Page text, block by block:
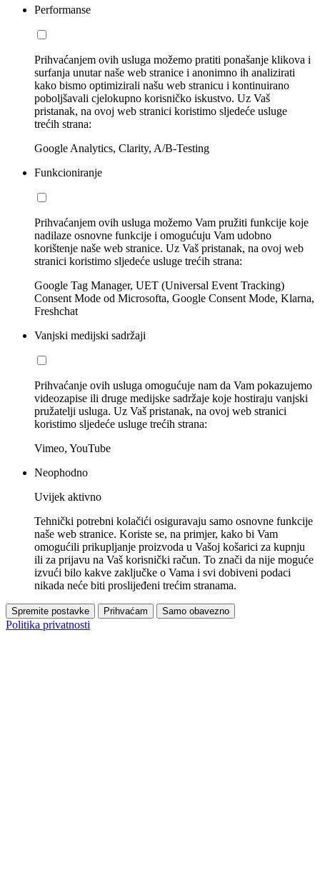
Performanse
Prihvaćanjem ovih usluga možemo pratiti ponašanje klikova i
surfanja unutar naše web stranice i anonimno ih analizirati
kako bismo optimizirali našu web stranicu i kontinuirano
poboljšavali cjelokupno korisničko iskustvo. Uz Vaš
pristanak, na ovoj web stranici koristimo sljedeće usluge
trećih strana:
Google Analytics, Clarity, A/B-Testing
Funkcioniranje
Prihvaćanjem ovih usluga možemo Vam pružiti funkcije koje
nadilaze osnovne funkcije i omogućuju Vam udobno
korištenje naše web stranice. Uz Vaš pristanak, na ovoj web
stranici koristimo sljedeće usluge trećih strana:
Google Tag Manager, UET (Universal Event Tracking)
Consent Mode od Microsofta, Google Consent Mode, Klarna,
Freshchat
Vanjski medijski sadržaji
Prihvaćanje ovih usluga omogućuje nam da Vam pokazujemo
videozapise ili druge medijske sadržaje koje hostiraju vanjski
pružatelji usluga. Uz Vaš pristanak, na ovoj web stranici
koristimo sljedeće usluge trećih strana:
Vimeo, YouTube
Neophodno
Uvijek aktivno
Tehnički potrebni kolačići osiguravaju samo osnovne funkcije
naše web stranice. Koriste se, na primjer, kako bi Vam
omogućili prikupljanje proizvoda u Vašoj košarici za kupnju
ili za prijavu na Vaš korisnički račun. To znači da nije moguće
izvući bilo kakve zaključke o Vama i svi dobiveni podaci
nikada neće biti proslijeđeni trećim stranama.
Spremite postavke Prihvaćam Samo obavezno
Politika privatnosti